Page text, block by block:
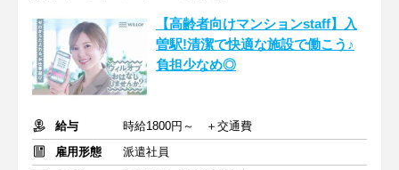
【高齢者向けマンションstaff】入
曽駅!清潔で快適な施設で働こう♪
負担少なめ◎
給与
時給1800円～ ＋交通費
雇用形態
派遣社員